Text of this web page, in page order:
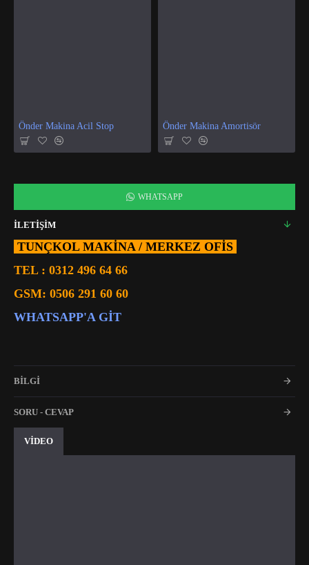
Önder Makina Acil Stop Önder Makina Amortisör
WHATSAPP
İLETİŞİM
TUNÇKOL MAKİNA / MERKEZ OFIS
TEL : 0312 496 64 66
GSM: 0506 291 60 60
WHATSAPP'A GIT
BİLGİ
SORU - CEVAP
VİDEO